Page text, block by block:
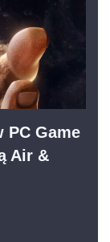
PC Game
Air &